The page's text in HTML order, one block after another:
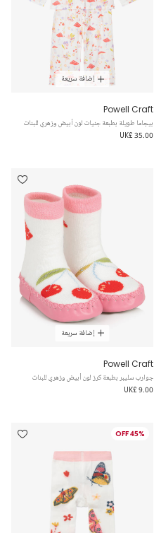
إضافة سريعة
Powell Craft
بيجاما طويلة بطبعة جنيات لون أبيض وزهري للبنات
UK£ 35.00
إضافة سريعة
Powell Craft
جوارب سليبر بطبعة كرز لون أبيض وزهري للبنات
UK£ 9.00
45% OFF